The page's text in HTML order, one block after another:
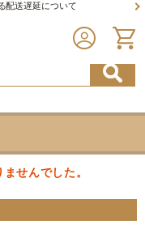
配送遅延について
せんでした。